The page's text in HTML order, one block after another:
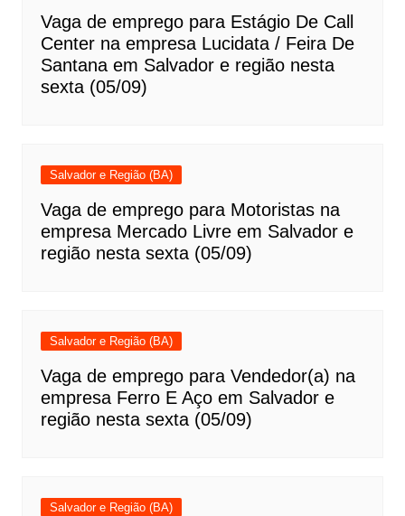
Vaga de emprego para Estágio De Call
Center na empresa Lucidata / Feira De
Santana em Salvador e região nesta
sexta (05/09)
Salvador e Região (BA)
Vaga de emprego para Motoristas na
empresa Mercado Livre em Salvador e
região nesta sexta (05/09)
Salvador e Região (BA)
Vaga de emprego para Vendedor(a) na
empresa Ferro E Aço em Salvador e
região nesta sexta (05/09)
Salvador e Região (BA)